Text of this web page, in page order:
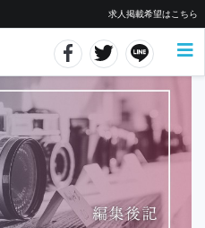
求人掲載希望はこちら